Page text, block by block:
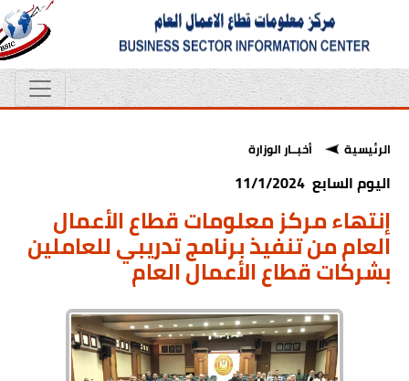
الرئيسية أخبــار الوزارة
اليوم السابع 11/1/2024
إنتهاء مركز معلومات قطاع الأعمال
العام من تنفيذ برنامج تدريبي للعاملين
بشركات قطاع الأعمال العام